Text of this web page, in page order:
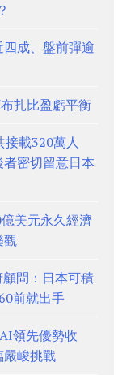
成、盤前彈逾
扎比盈虧平衡
載320萬人
密切留意日本
美元永久經濟
觀
問：日本可積
前就出手
領先優勢收
峻挑戰